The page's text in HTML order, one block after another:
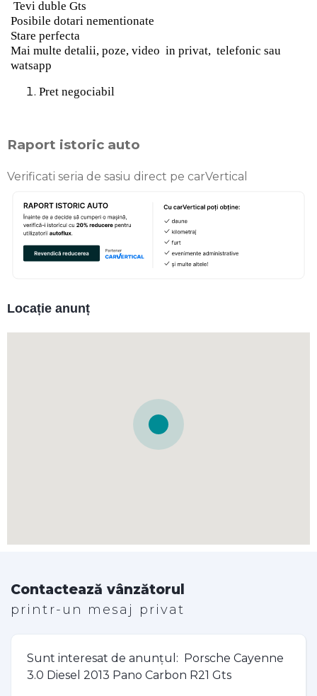
Tevi duble Gts
Posibile dotari nementionate
Stare perfecta
Mai multe detalii, poze, video in privat, telefonic sau
watsapp
Pret negociabil
Raport istoric auto
Verificati seria de sasiu direct pe carVertical
Locație anunț
Contactează vânzătorul
printr-un mesaj privat